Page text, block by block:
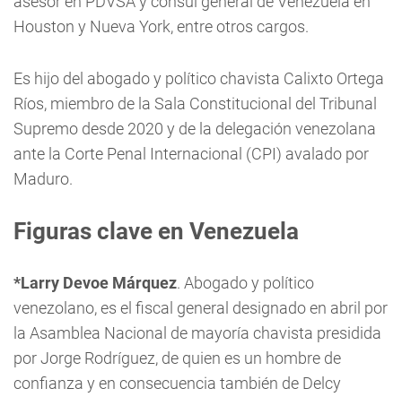
Houston y Nueva York, entre otros cargos.
Es hijo del abogado y político chavista Calixto Ortega
Ríos, miembro de la Sala Constitucional del Tribunal
Supremo desde 2020 y de la delegación venezolana
ante la Corte Penal Internacional (CPI) avalado por
Maduro.
Figuras clave en Venezuela
*Larry Devoe Márquez. Abogado y político
venezolano, es el fiscal general designado en abril por
la Asamblea Nacional de mayoría chavista presidida
por Jorge Rodríguez, de quien es un hombre de
confianza y en consecuencia también de Delcy